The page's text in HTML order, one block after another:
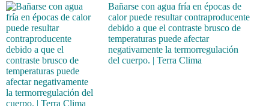
Bañarse con agua fría en épocas de
calor puede resultar contraproducente
debido a que el contraste brusco de
temperaturas puede afectar
negativamente la termorregulación
del cuerpo. | Terra Clima